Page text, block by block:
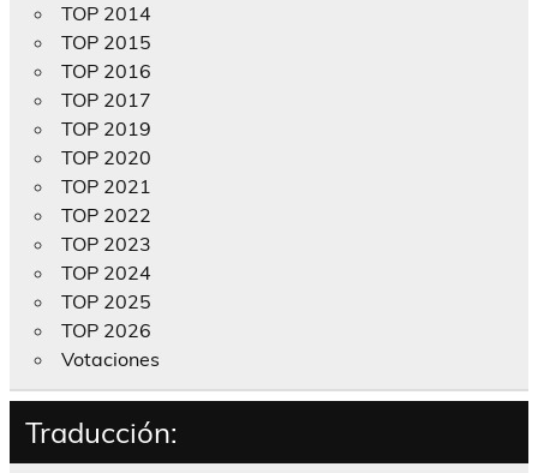
TOP 2014
TOP 2015
TOP 2016
TOP 2017
TOP 2019
TOP 2020
TOP 2021
TOP 2022
TOP 2023
TOP 2024
TOP 2025
TOP 2026
Votaciones
Traducción: